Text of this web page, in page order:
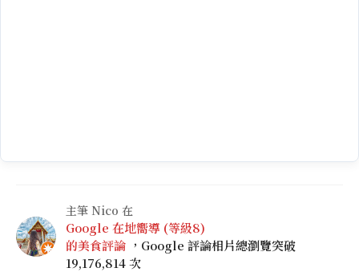
主筆 Nico 在
Google 在地嚮導 (等級8)
的美食評論 ，Google 評論相片總瀏覽突破
19,176,814 次